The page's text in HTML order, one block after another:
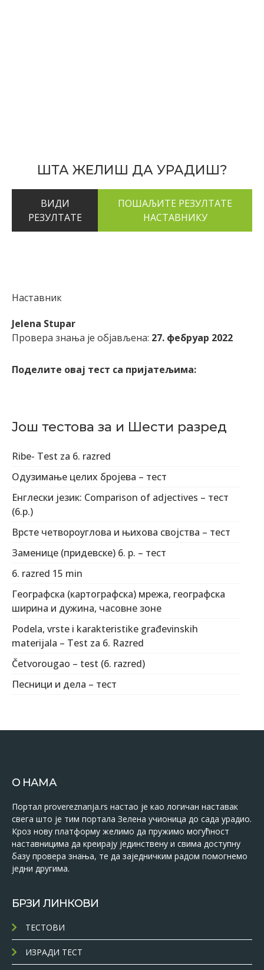
ШТА ЖЕЛИШ ДА УРАДИШ?
ВИДИ
РЕЗУЛТАТЕ
Наставник
Jelena Stupar
Провера знања је објављена: 27. фебруар 2022
Поделите овај тест са пријатељима:
Још тестова за и Шести разред
Ribe- Test za 6. razred
Одузимање целих бројева – тест
Енглески језик: Comparison of adjectives – тест
(6.р.)
Врсте четвороуглова и њихова својства – тест
Заменице (придевске) 6. р. – тест
6. razred 15 min
Географска (картографска) мрежа, географска
ширина и дужина, часовне зоне
Podela, vrste i karakteristike građevinskih
materijala – Test za 6. Razred
Četvorougao – test (6. razred)
Песници и дела – тест
О НАМА
Портал provereznanja.rs настао је као логичан наставак
свега што је тим портала Зелена учионица до сада урадио.
Кроз нову платформу желимо да пружимо могућност
наставницима да креирају јединствену и свима доступну
базу провера знања, те да заједничким радом помогнемо
једни другима.
БРЗИ ЛИНКОВИ
ТЕСТОВИ
ИЗРАДИ ТЕСТ